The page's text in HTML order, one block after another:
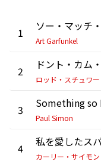
1
Art Garfunkel
2
ロッド・スチュワー
3 Something so
Paul Simon
4 私を愛したス
カーリー・サイモン